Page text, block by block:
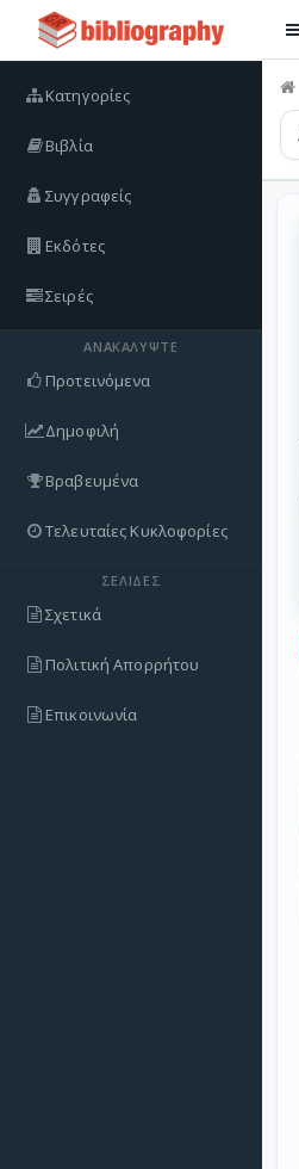
Κατηγορίες
Βιβλία
Συγγραφείς
Εκδότες
Σειρές
ΑΝΑΚΑΛΎΨΤΕ
Προτεινόμενα
Δημοφιλή
Βραβευμένα
Τελευταίες Κυκλοφορίες
ΣΕΛΊΔΕΣ
Σχετικά
Πολιτική Απορρήτου
Επικοινωνία